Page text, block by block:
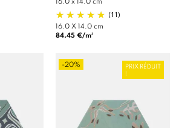
16.0 x 14.0 cm
(11)
16.0 X 14.0 cm
84.45 €/m²
-20%
PRIX RÉDUIT
!